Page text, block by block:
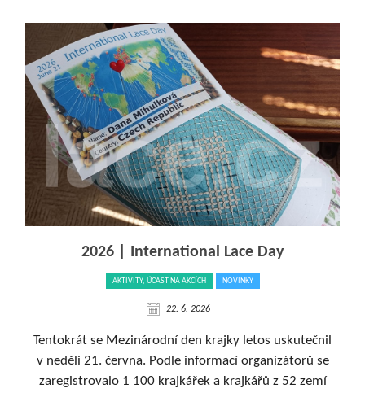
2026 | International Lace Day
AKTIVITY, ÚČAST NA AKCÍCH NOVINKY
22. 6. 2026
Tentokrát se Mezinárodní den krajky letos uskutečnil
v neděli 21. června. Podle informací organizátorů se
zaregistrovalo 1 100 krajkářek a krajkářů z 52 zemí